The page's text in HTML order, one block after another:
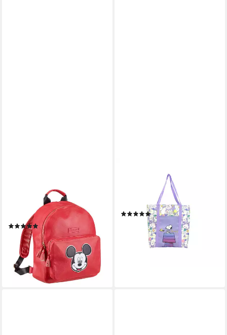
Mouse Damen Herren
Rucksack, Erwachsenen
Rucksack
(1)
34,99 € UVP 49,99 €
-30%
lieferbar - in 3-4 Werktagen bei dir
Schultertasche Stofftasche
Shopper Tragetasche mit
Tasche Einkaufstasche
(1)
ab 15,99 € 27,95 €
lieferbar - in 4-5 Werktagen bei dir